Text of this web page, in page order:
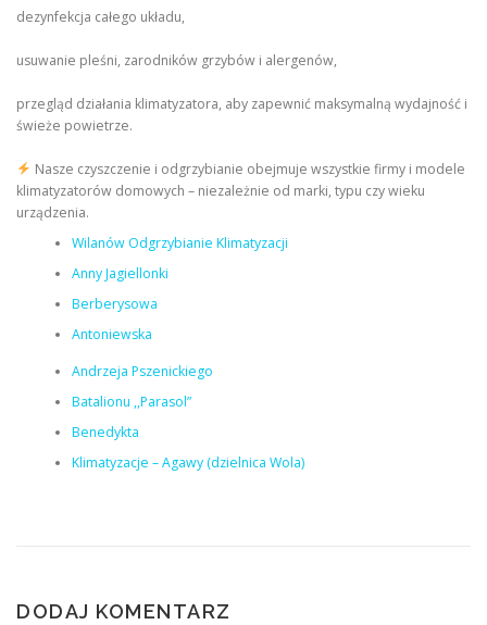
dezynfekcja całego układu,
usuwanie pleśni, zarodników grzybów i alergenów,
przegląd działania klimatyzatora, aby zapewnić maksymalną wydajność i
świeże powietrze.
Nasze czyszczenie i odgrzybianie obejmuje wszystkie firmy i modele
klimatyzatorów domowych – niezależnie od marki, typu czy wieku
urządzenia.
Wilanów Odgrzybianie Klimatyzacji
Anny Jagiellonki
Berberysowa
Antoniewska
Andrzeja Pszenickiego
Batalionu ,,Parasol”
Benedykta
Klimatyzacje – Agawy (dzielnica Wola)
DODAJ KOMENTARZ